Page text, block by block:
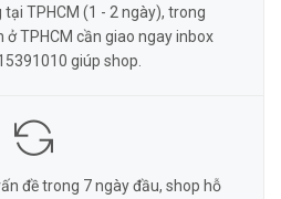
TPHCM (1 - 2 ngày), trong
TPHCM cần giao ngay inbox
giúp shop.
đề trong 7 ngày đầu, shop hỗ